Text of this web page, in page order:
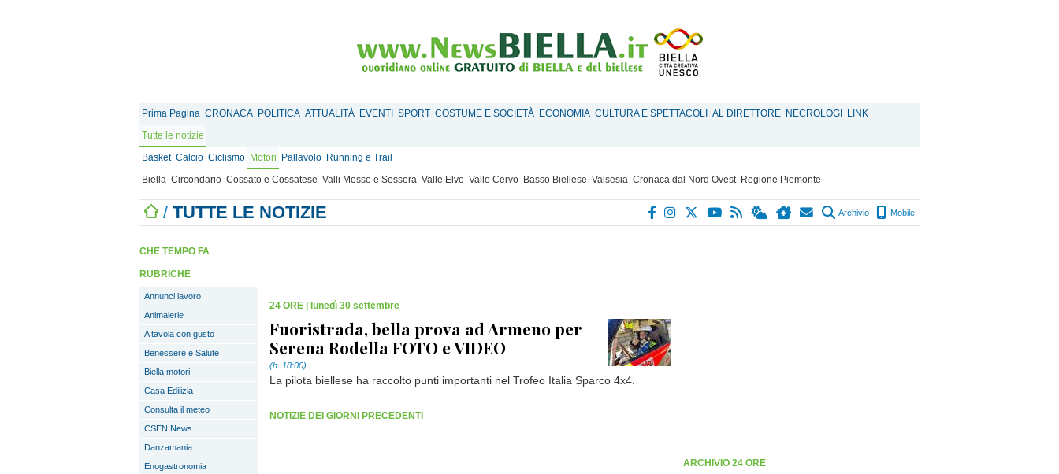
Prima Pagina CRONACA POLITICA ATTUALITÀ EVENTI SPORT COSTUME E SOCIETÀ ECONOMIA CULTURA E SPETTACOLI AL DIRETTORE NECROLOGI
LINK
Tutte le notizie
Basket Calcio Ciclismo Motori Pallavolo Running e Trail
Biella Circondario Cossato e Cossatese Valli Mosso e Sessera Valle Elvo Valle Cervo Basso Biellese Valsesia Cronaca dal Nord Ovest Regione Piemonte
/ TUTTE LE NOTIZIE Archivio Mobile
ARCHIVIO 24 ORE
CHE TEMPO FA
RUBRICHE
Annunci lavoro
Animalerie
A tavola con gusto
Benessere e Salute
Biella motori
Casa Edilizia
Consulta il meteo
CSEN News
Danzamania
Enogastronomia
24 ORE lunedì 30 settembre
Fuoristrada, bella prova ad Armeno per
Serena Rodella FOTO e VIDEO
(h. 18:00)
La pilota biellese ha raccolto punti importanti nel Trofeo Italia Sparco 4x4.
NOTIZIE DEI GIORNI PRECEDENTI